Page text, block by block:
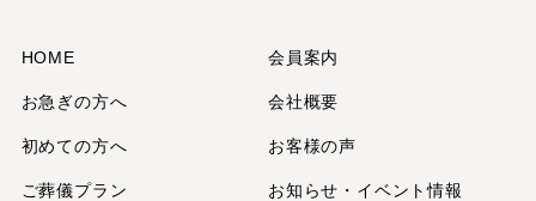
HOME
お急ぎの方へ
初めての方へ
ご葬儀プラン
会員案内
会社概要
お客様の声
お知らせ・イベント情報